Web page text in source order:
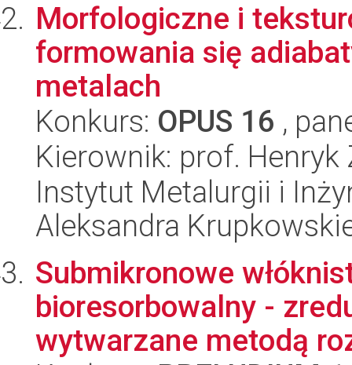
Morfologiczne i
formowania się
metalach
Konkurs: OPUS 16 ,
Kierownik: prof. Henryk
Instytut Metalurgii i
Aleksandra
Submikronowe
bioresorbowalny -
wytwarzane metodą